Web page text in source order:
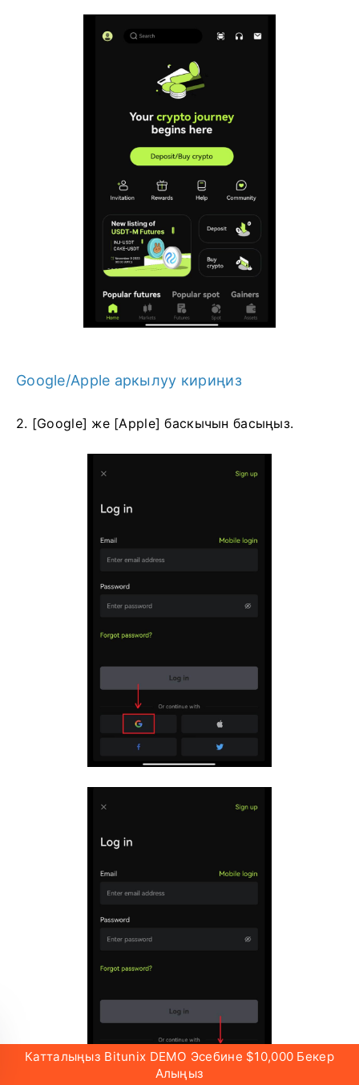
Google/Apple аркылуу кириңиз
2. [Google] же [Apple] баскычын басыңыз.
Катталыңыз Bitunix DEMO Эсебине $10,000 Бекер
Алыңыз